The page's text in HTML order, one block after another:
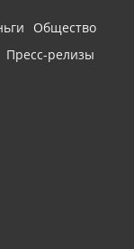
Общество
Пресс-релизы